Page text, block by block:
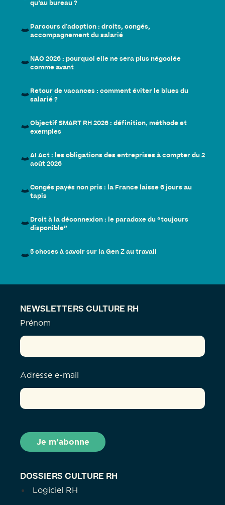
qu’au bureau ?
Parcours d’adoption : droits, congés,
accompagnement du salarié
NAO 2026 : pourquoi elle ne sera plus négociée
comme avant
Retour de vacances : comment éviter le blues du
salarié ?
Objectif SMART RH 2026 : définition, méthode et
exemples
AI Act : les obligations des entreprises à compter du 2
août 2026
Congés payés non pris : la France laisse 6 jours au
tapis
Droit à la déconnexion : le paradoxe du “toujours
disponible”
5 choses à savoir sur la Gen Z au travail
DOSSIERS CULTURE RH
Logiciel RH
NEWSLETTERS CULTURE RH
Prénom
Adresse e-mail